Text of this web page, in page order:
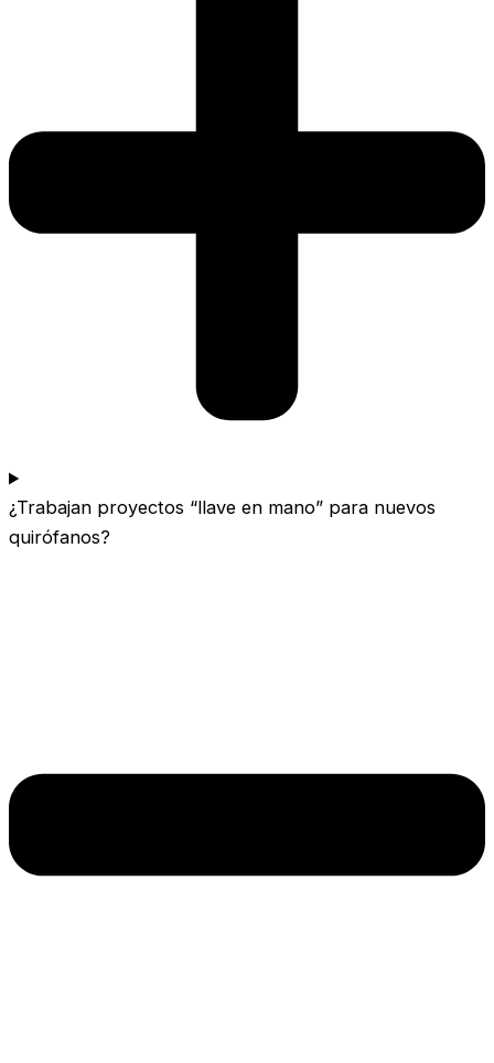
¿Trabajan proyectos “llave en mano” para nuevos
quirófanos?